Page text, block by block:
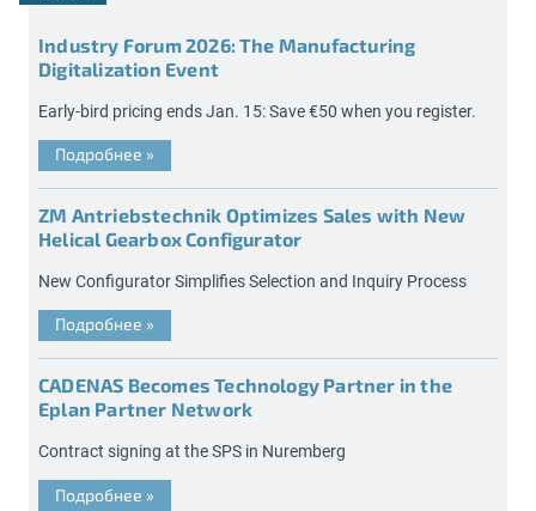
Industry Forum 2026: The Manufacturing
Digitalization Event
Early-bird pricing ends Jan. 15: Save €50 when you register.
Подробнее »
ZM Antriebstechnik Optimizes Sales with New
Helical Gearbox Configurator
New Configurator Simplifies Selection and Inquiry Process
Подробнее »
CADENAS Becomes Technology Partner in the
Eplan Partner Network
Contract signing at the SPS in Nuremberg
Подробнее »